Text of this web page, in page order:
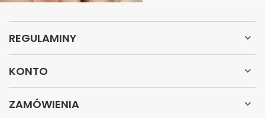
REGULAMINY
KONTO
ZAMÓWIENIA